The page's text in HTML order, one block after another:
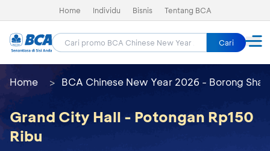
Home Individu Bisnis Tentang BCA
Cari
Home BCA Chinese New Year 2026 - Borong Shay
Grand City Hall - Potongan Rp150
Ribu